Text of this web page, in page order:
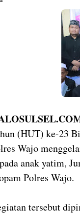
(HUT) ke-23
Wajo
anak yatim,
Polres Wajo.
tersebut